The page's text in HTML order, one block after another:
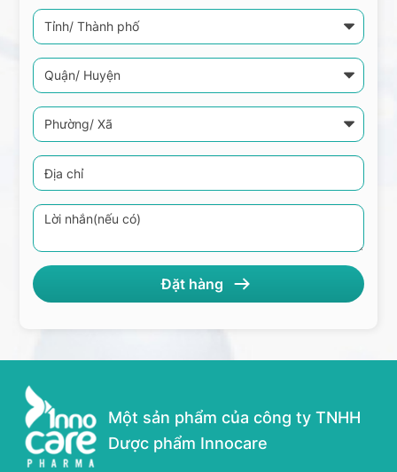
Một sản phẩm của công ty TNHH
Dược phẩm Innocare